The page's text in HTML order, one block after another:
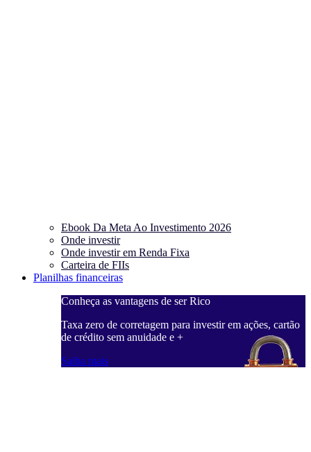
Ebook Da Meta Ao Investimento 2026
Onde investir
Onde investir em Renda Fixa
Carteira de FIIs
Planilhas financeiras
Conheça as vantagens de ser Rico
Taxa zero de corretagem para investir em ações, cartão
de crédito sem anuidade e +
Saiba mais